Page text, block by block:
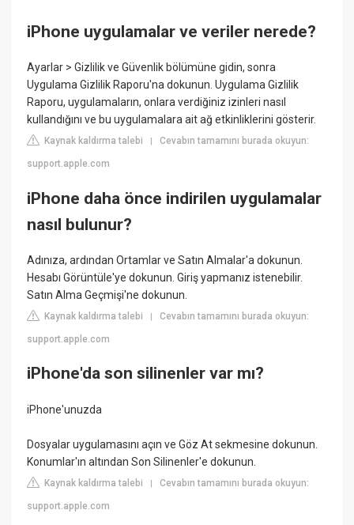
iPhone uygulamalar ve veriler nerede?
Ayarlar > Gizlilik ve Güvenlik bölümüne gidin, sonra
Uygulama Gizlilik Raporu'na dokunun. Uygulama Gizlilik
Raporu, uygulamaların, onlara verdiğiniz izinleri nasıl
kullandığını ve bu uygulamalara ait ağ etkinliklerini gösterir.
Kaynak kaldırma talebi |Cevabın tamamını burada okuyun:
support.apple.com
iPhone daha önce indirilen uygulamalar
nasıl bulunur?
Adınıza, ardından Ortamlar ve Satın Almalar'a dokunun.
Hesabı Görüntüle'ye dokunun. Giriş yapmanız istenebilir.
Satın Alma Geçmişi'ne dokunun.
Kaynak kaldırma talebi |Cevabın tamamını burada okuyun:
support.apple.com
iPhone'da son silinenler var mı?
iPhone'unuzda
Dosyalar uygulamasını açın ve Göz At sekmesine dokunun.
Konumlar'ın altından Son Silinenler'e dokunun.
Kaynak kaldırma talebi |Cevabın tamamını burada okuyun:
support.apple.com